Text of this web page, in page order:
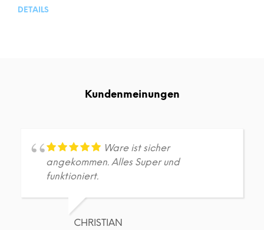
DETAILS
Kundenmeinungen
Ware ist sicher
angekommen. Alles Super und
funktioniert.
CHRISTIAN